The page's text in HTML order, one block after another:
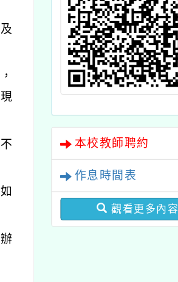
本校教師聘約
作息時間表
觀看更多內容